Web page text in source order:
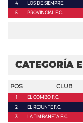
4
LOS DE SIEMPRE
5
PROVINCIAL F.C.
CATEGORÍA E
POS CLUB
1 EL COMBO F.C.
2
EL REJUNTE F.C.
3
LA TIMBANETA F.C.